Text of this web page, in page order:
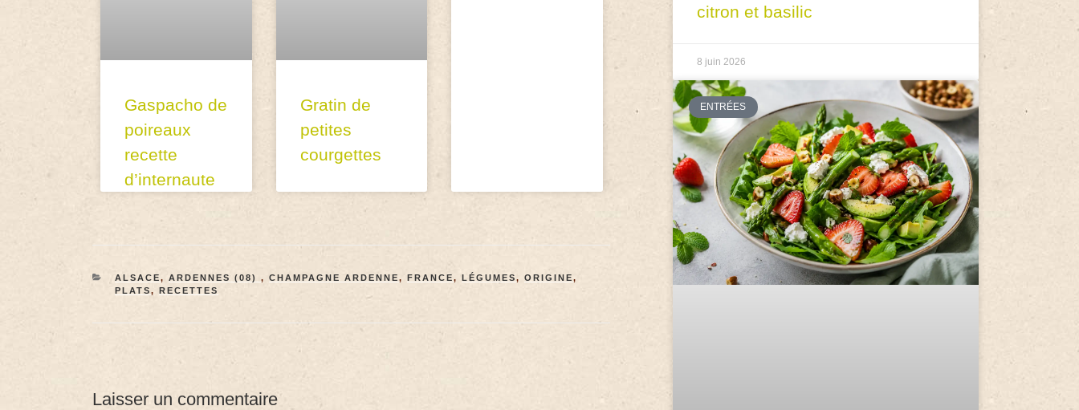
Gaspacho de
poireaux
recette
d’internaute
Gratin de
petites
courgettes
ALSACE, ARDENNES (08) , CHAMPAGNE ARDENNE, FRANCE, LÉGUMES, ORIGINE,
PLATS, RECETTES
Laisser un commentaire
citron et basilic
8 juin 2026
ENTRÉES